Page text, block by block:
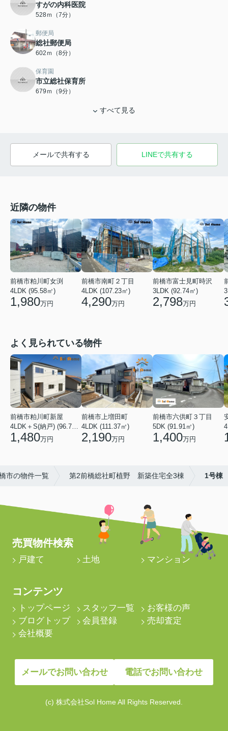
すがの内科医院
528ｍ（7分）
郵便局
総社郵便局
602ｍ（8分）
保育園
市立総社保育所
679ｍ（9分）
すべて見る
メールで共有する LINEで共有する
近隣の物件
前橋市粕川町女渕
4LDK (95.58㎡)
1,980万円
前橋市南町２丁目
4LDK (107.23㎡)
4,290万円
前橋市富士見町時沢
3LDK (92.74㎡)
2,798万円
よく見られている物件
前橋市粕川町新屋
4LDK＋S(納戸) (96.78㎡)
1,480万円
前橋市上増田町
4LDK (111.37㎡)
2,190万円
前橋市六供町３丁目
5DK (91.91㎡)
1,400万円
市の物件一覧 第2前橋総社町植野 新築住宅全3棟 1号棟
売買物件検索
戸建て 土地 マンション
コンテンツ
トップページ スタッフ一覧
お客様の声
ブログトップ
会員登録
売却査定
会社概要
メールでお問い合わせ 電話でお問い合わせ
(c) 株式会社Sol Home All Rights Reserved.